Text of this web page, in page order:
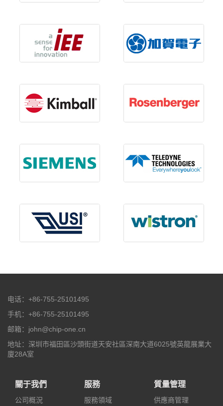
电话：+86-755-25101495
手机：+86-755-25101495
邮箱：john@chip-one.cn
地址：深圳市福田區沙頭街道天安社區深南大道6025號英龍展業大
廈28A室
關于我們
公司概況
服務
服務領域
質量管理
供應商管理